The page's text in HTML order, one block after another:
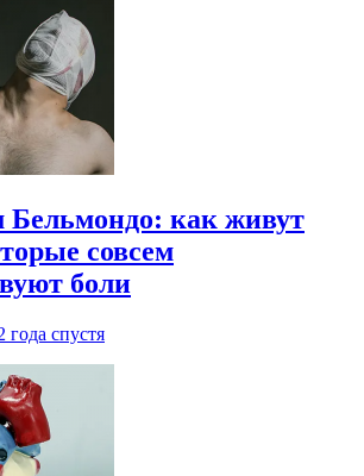
Бельмондо: как живут
совсем
боли
года спустя